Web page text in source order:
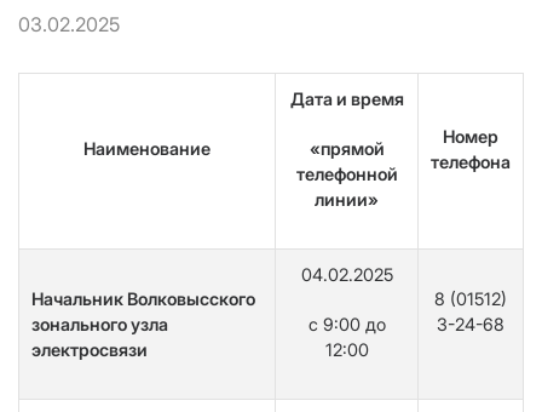
03.02.2025
Наименование
Дата и время
«прямой
телефонной
линии»
Номер
телефона
Начальник Волковысского
зонального узла
электросвязи
04.02.2025
с 9:00 до
12:00
8 (01512)
3-24-68